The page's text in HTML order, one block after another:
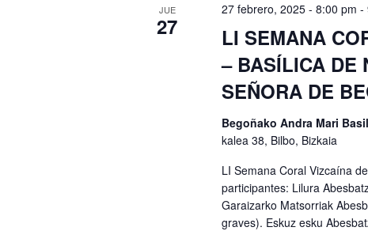
JUE
27
LI SEMANA
– BASÍLICA DE
SEÑORA DE
27 febrero, 2025 - 8:00 pm -
Begoñako Andra Mari
kalea 38, Bilbo, Bizkaia
LI Semana Coral Vizcaína
participantes: Lilura
Garaizarko Matsorriak
graves). Eskuz esku